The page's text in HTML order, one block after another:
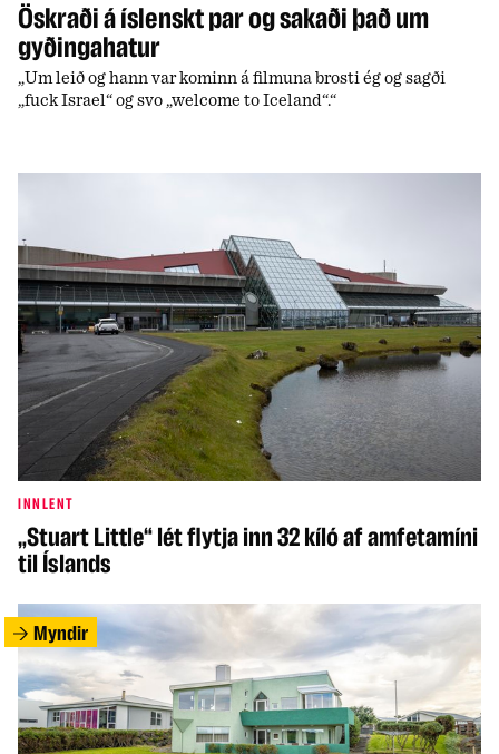
Öskraði á íslenskt par og sakaði það um
gyðingahatur
„Um leið og hann var kominn á filmuna brosti ég og sagði
„fuck Israel“ og svo „welcome to Iceland“.“
INNLENT
„Stuart Little“ lét flytja inn 32 kíló af amfetamíni
til Íslands
Myndir